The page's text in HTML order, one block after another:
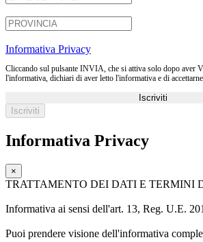
Informativa Privacy
Cliccando sul pulsante INVIA, che si attiva solo dopo
l'informativa, dichiari di aver letto l'informativa e di
Iscriviti
Informativa Privacy
×
TRATTAMENTO DEI DATI E TERMINI
Informativa ai sensi dell'art. 13, Reg. U.E.
Puoi prendere visione dell'informativa